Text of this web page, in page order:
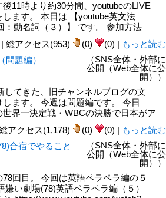
11時より約30分間、youtubeのLIVE
ます。 本日は 【youtube英文法
：動名詞（３）】 です。 参加方法
| 総アクセス(953) (0) (0) | もっと読む
問題編）
（SNS全体・外部に
公開（Web全体に公
開））
してきた、旧チャンネルブログの文
ます。 今週は問題編です。 今日
界一決定戦・WBCの決勝で日本がア
アクセス(1,178) (0) (0) | もっと読む
合宿でやること
（SNS全体・外部に
公開（Web全体に公
開））
回目。 今回は英語ペラペラ編の５
嫌い劇場(78)英語ペラペラ編（５）